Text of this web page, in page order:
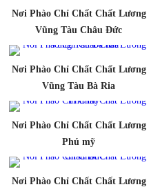
Nơi Phào Chỉ Chất Chất Lương
Vũng Tàu Châu Đức
Nơi Phào Chỉ Chất Chất Lương
Vũng Tàu Bà Ria
Nơi Phào Chỉ Chất Chất Lương
Phú mỹ
Nơi Phào Chỉ Chất Chất Lương